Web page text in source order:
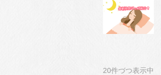
20件づつ表示中